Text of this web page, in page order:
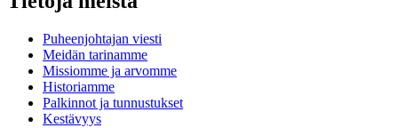
Puheenjohtajan viesti
Meidän tarinamme
Missiomme ja arvomme
Historiamme
Palkinnot ja tunnustukset
Kestävyys